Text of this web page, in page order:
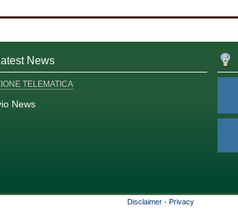
News
TELEMATICA
News
Disclaimer - Privacy